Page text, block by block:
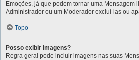
Emoções, já que podem tornar uma Mensagem
Administrador ou um Moderador excluí-las ou
Topo
Posso exibir Imagens?
Regra geral pode incluir imagens nas suas